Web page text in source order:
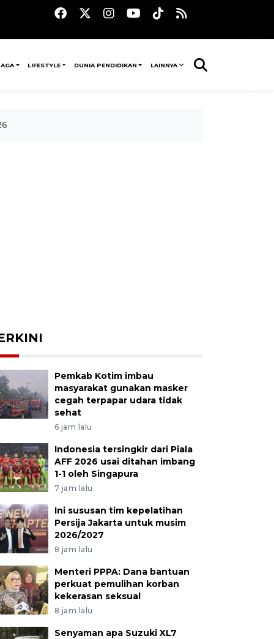
LIFESTYLE DUNIA PENDIDIKAN LAINNYA
Pemkab Kotim imbau
masyarakat gunakan masker
cegah terpapar udara tidak
sehat
6 jam lalu
Indonesia tersingkir dari Piala
AFF 2026 usai ditahan imbang
1-1 oleh Singapura
7 jam lalu
Ini sususan tim kepelatihan
Persija Jakarta untuk musim
2026/2027
8 jam lalu
Menteri PPPA: Dana bantuan
perkuat pemulihan korban
kekerasan seksual
8 jam lalu
Senyaman apa Suzuki XL7